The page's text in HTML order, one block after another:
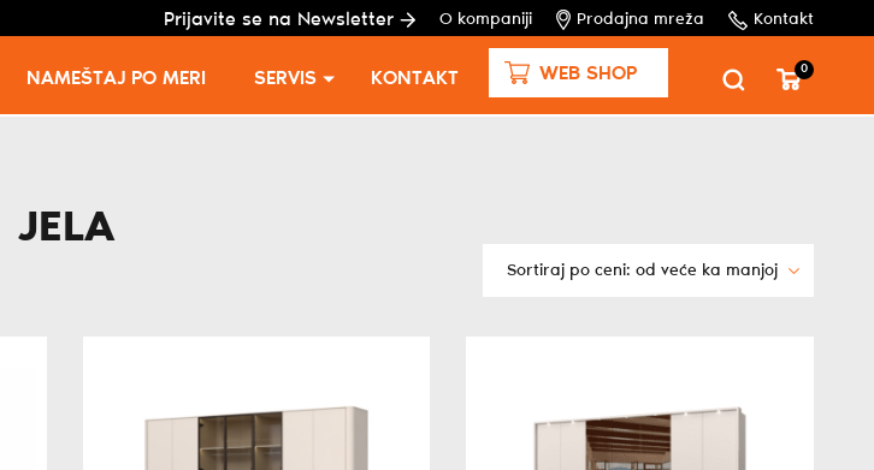
Prijavite se na Newsletter O kompaniji Prodajna mreža Kontakt
NAMEŠTAJ PO MERI SERVIS KONTAKT WEB SHOP 0
JELA